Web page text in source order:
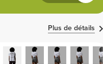
Plus de détails